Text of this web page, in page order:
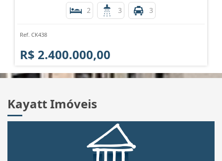
2 3 3
Ref. CK438
R$ 2.400.000,00
Kayatt Imóveis